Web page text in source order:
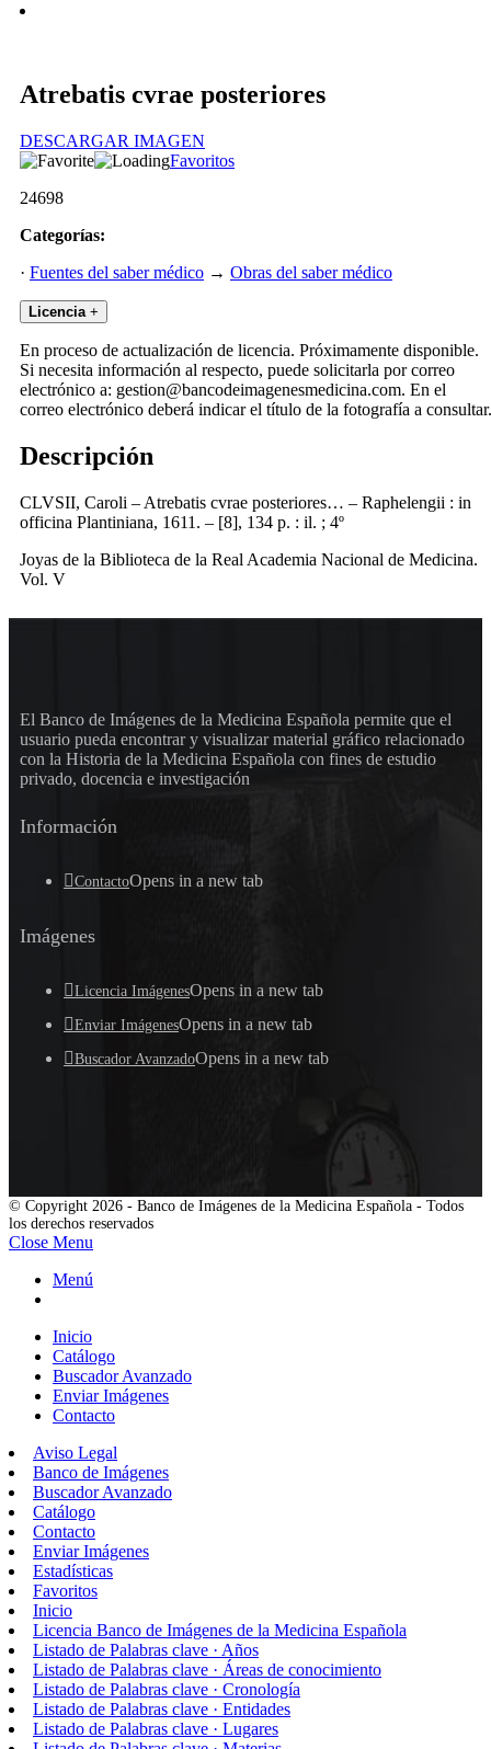
Atrebatis cvrae posteriores
DESCARGAR IMAGEN
Favoritos
24698
Categorías:
· Fuentes del saber médico → Obras del saber médico
Licencia +
En proceso de actualización de licencia. Próximamente disponible.
Si necesita información al respecto, puede solicitarla por correo
electrónico a: gestion@bancodeimagenesmedicina.com. En el
correo electrónico deberá indicar el título de la fotografía a consultar.
Descripción
CLVSII, Caroli – Atrebatis cvrae posteriores… – Raphelengii : in
officina Plantiniana, 1611. – [8], 134 p. : il. ; 4º
Joyas de la Biblioteca de la Real Academia Nacional de Medicina.
Vol. V
El Banco de Imágenes de la Medicina Española permite que el
usuario pueda encontrar y visualizar material gráfico relacionado
con la Historia de la Medicina Española con fines de estudio
privado, docencia e investigación
Información
ContactoOpens in a new tab
Imágenes
Licencia ImágenesOpens in a new tab
Enviar ImágenesOpens in a new tab
Buscador AvanzadoOpens in a new tab
© Copyright 2026 - Banco de Imágenes de la Medicina Española - Todos
los derechos reservados
Close Menu
Menú
Inicio
Catálogo
Buscador Avanzado
Enviar Imágenes
Contacto
Aviso Legal
Banco de Imágenes
Buscador Avanzado
Catálogo
Contacto
Enviar Imágenes
Estadísticas
Favoritos
Inicio
Licencia Banco de Imágenes de la Medicina Española
Listado de Palabras clave · Años
Listado de Palabras clave · Áreas de conocimiento
Listado de Palabras clave · Cronología
Listado de Palabras clave · Entidades
Listado de Palabras clave · Lugares